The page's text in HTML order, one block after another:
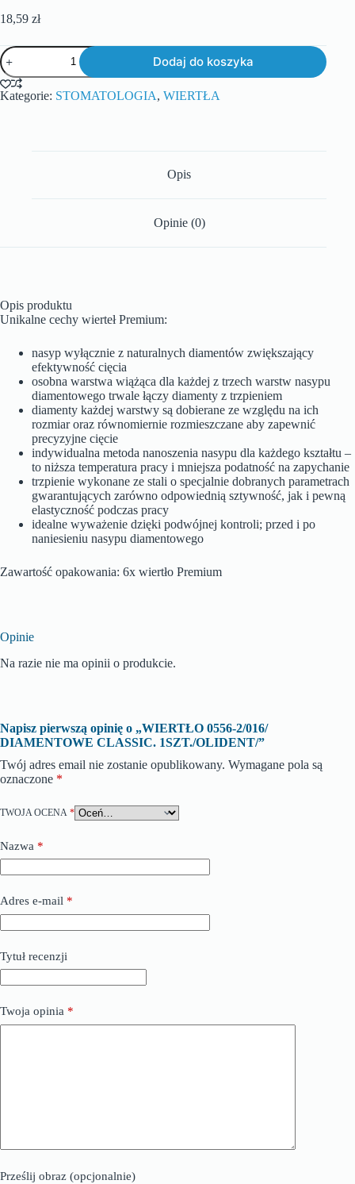
18,59 zł
Dodaj do koszyka
Kategorie: STOMATOLOGIA, WIERTŁA
Opis
Opinie (0)
Opis produktu
Unikalne cechy wierteł Premium:
nasyp wyłącznie z naturalnych diamentów zwiększający
efektywność cięcia
osobna warstwa wiążąca dla każdej z trzech warstw nasypu
diamentowego trwale łączy diamenty z trzpieniem
diamenty każdej warstwy są dobierane ze względu na ich
rozmiar oraz równomiernie rozmieszczane aby zapewnić
precyzyjne cięcie
indywidualna metoda nanoszenia nasypu dla każdego kształtu –
to niższa temperatura pracy i mniejsza podatność na zapychanie
trzpienie wykonane ze stali o specjalnie dobranych parametrach
gwarantujących zarówno odpowiednią sztywność, jak i pewną
elastyczność podczas pracy
idealne wyważenie dzięki podwójnej kontroli; przed i po
naniesieniu nasypu diamentowego
Zawartość opakowania: 6x wiertło Premium
Opinie
Na razie nie ma opinii o produkcie.
Napisz pierwszą opinię o „WIERTŁO 0556-2/016/
DIAMENTOWE CLASSIC. 1SZT./OLIDENT/”
Twój adres email nie zostanie opublikowany. Wymagane pola są
oznaczone *
TWOJA OCENA *
Nazwa *
Adres e-mail *
Tytuł recenzji
Twoja opinia *
Prześlij obraz (opcjonalnie)